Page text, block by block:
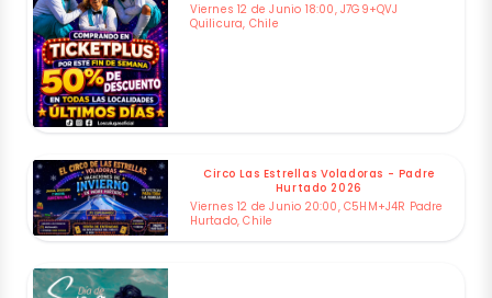
Viernes 12 de Junio 18:00, J7G9+QVJ
Quilicura, Chile
Circo Las Estrellas Voladoras - Padre
Hurtado 2026
Viernes 12 de Junio 20:00, C5HM+J4R Padre
Hurtado, Chile